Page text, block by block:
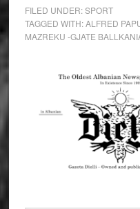
FILED UNDER:SPORT
TAGGED WITH:ALFRED
MAZREKU -GJATE